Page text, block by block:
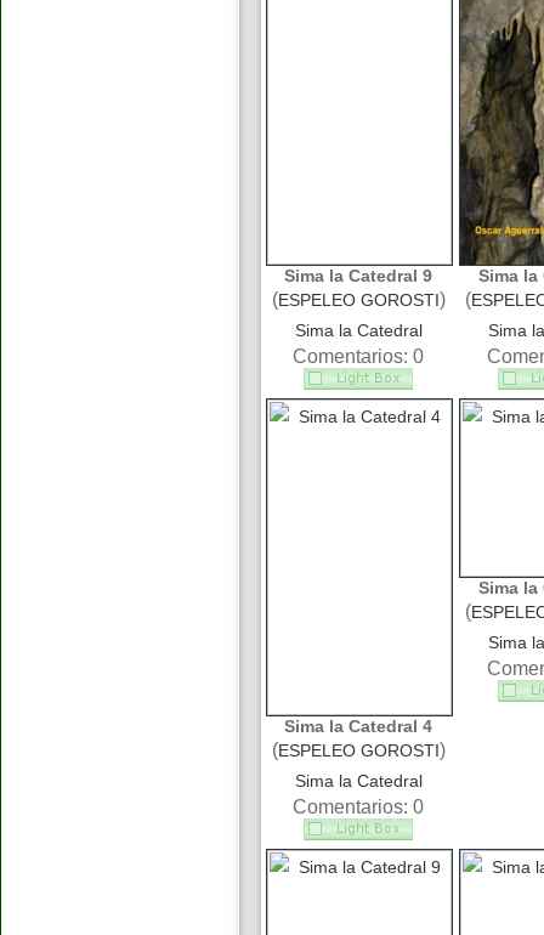
Sima la Catedral 9
(ESPELEO GOROSTI)
Sima la Catedral
Comentarios: 0
Sima la
(
Sima
Sima la Catedral 4
(ESPELEO GOROSTI)
Sima la Catedral
Comentarios: 0
Sima la
(
Sima